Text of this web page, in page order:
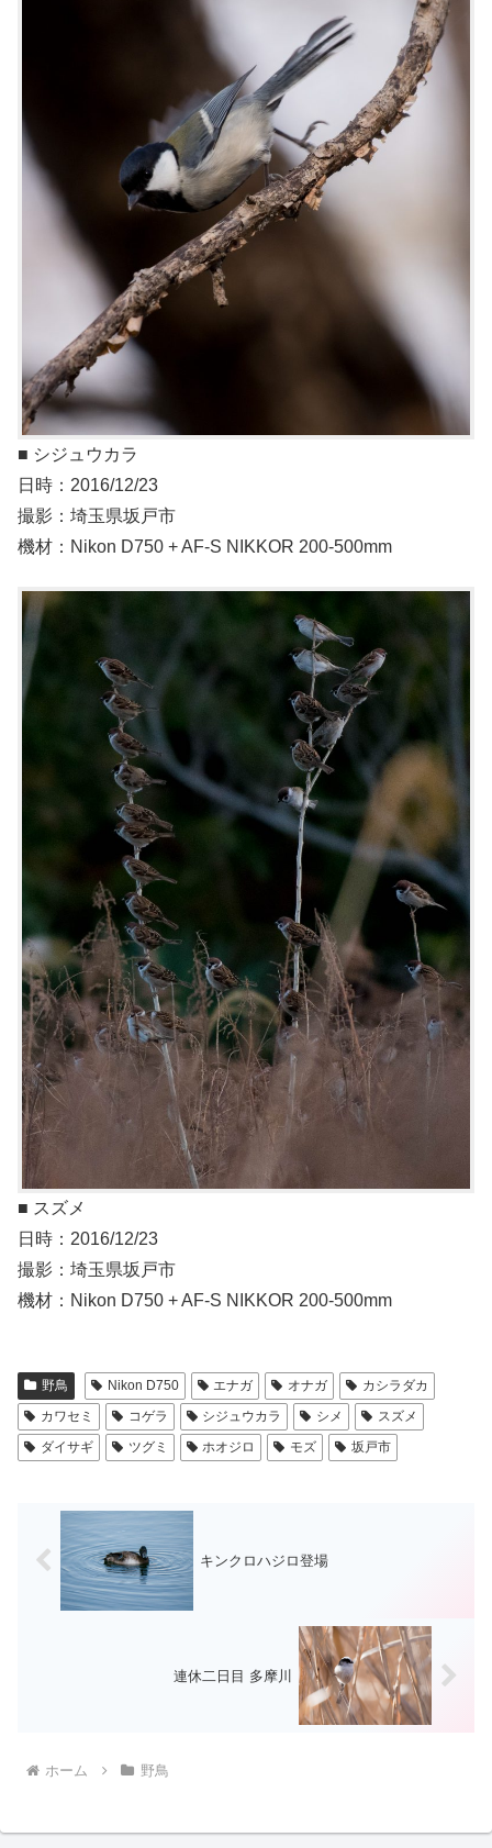
■ シジュウカラ
日時：2016/12/23
撮影：埼玉県坂戸市
機材：Nikon D750 + AF-S NIKKOR 200-500mm
■ スズメ
日時：2016/12/23
撮影：埼玉県坂戸市
機材：Nikon D750 + AF-S NIKKOR 200-500mm
野鳥 Nikon D750 エナガ オナガ
カシラダカ
カワセミ
コゲラ シジュウカラ シメ
スズメ
ダイサギ
ツグミ ホオジロ モズ 坂戸市
キンクロハジロ登場
連休二日目 多摩川
ホーム 野鳥